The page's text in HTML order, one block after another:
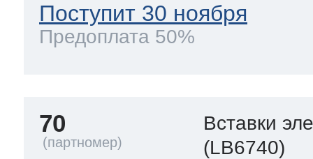
Поступит 30 ноября
Предоплата 50%
70
Вставки
(LB6740)